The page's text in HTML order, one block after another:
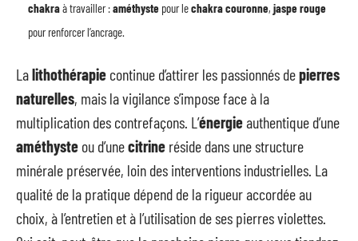
chakraà travailler :améthyste pour lechakra couronne, jaspe rouge
pour renforcer l’ancrage.
Lalithothérapie continue d’attirer les passionnés depierres
naturelles, mais la vigilance s’impose face à la
multiplication des contrefaçons. L’énergieauthentique d’une
améthyste ou d’unecitrine réside dans une structure
minérale préservée, loin des interventions industrielles. La
qualité de la pratique dépend de la rigueur accordée au
choix, à l’entretien et à l’utilisation de ses pierres violettes.